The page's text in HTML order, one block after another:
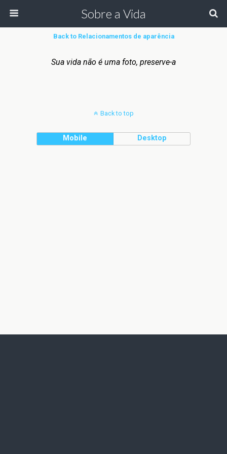
Sobre a Vida
Back to Relacionamentos de aparência
Sua vida não é uma foto, preserve-a
Back to top
Mobile Desktop